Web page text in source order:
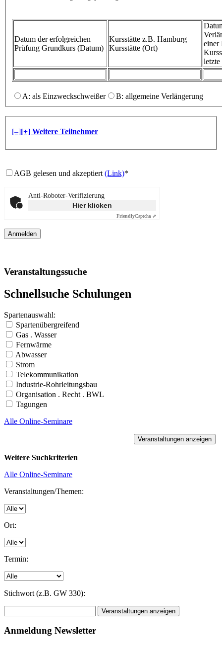
Datum der erfolgreichen
Prüfung Grundkurs (Datum)
Kursstätte z.B. Hamburg
Kursstätte (Ort)
einer
A: als Einzweckschweißer B: allgemeine Verlängerung
[–][+] Weitere Teilnehmer
AGB gelesen und akzeptiert (Link)*
Anti-Roboter-Verifizierung
Hier klicken
FriendlyCaptcha ⇗
Veranstaltungssuche
Schnellsuche Schulungen
Spartenauswahl:
Spartenübergreifend
Gas . Wasser
Fernwärme
Abwasser
Strom
Telekommunikation
Industrie-Rohrleitungsbau
Organisation . Recht . BWL
Tagungen
Alle Online-Seminare
Weitere Suchkriterien
Alle Online-Seminare
Veranstaltungen/Themen:
Ort:
Termin:
Stichwort (z.B. GW 330):
Anmeldung Newsletter